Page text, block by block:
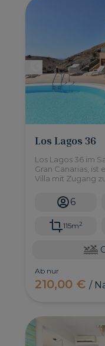
Los Lagos 36
Los Lagos 36 im
Gran Canarias,
Villa mit Zugang
6 Personen.
6
115m2
Ab nur
210,00 €/